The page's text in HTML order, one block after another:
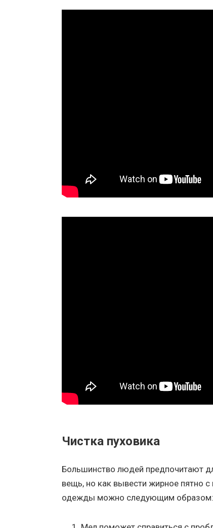
Чистка пуховика
Большинство людей предпочитают
вещь, но как вывести жирное пятно
одежды можно следующим образом: